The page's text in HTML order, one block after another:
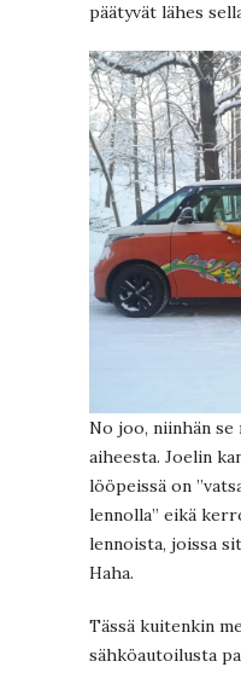
päätyvät lähes
No joo, niinhän se
aiheesta. Joelin
lööpeissä on
lennolla” eikä
lennoista, joissa
Haha.
Tässä kuitenkin
sähköautoilusta